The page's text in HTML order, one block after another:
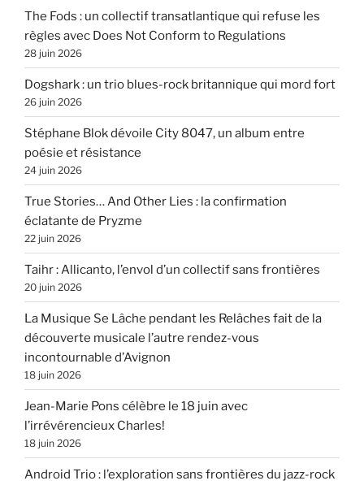
The Fods : un collectif transatlantique qui refuse les
règles avec Does Not Conform to Regulations
28 juin 2026
Dogshark : un trio blues-rock britannique qui mord fort
26 juin 2026
Stéphane Blok dévoile City 8047, un album entre
poésie et résistance
24 juin 2026
True Stories… And Other Lies : la confirmation
éclatante de Pryzme
22 juin 2026
Taihr : Allicanto, l’envol d’un collectif sans frontières
20 juin 2026
La Musique Se Lâche pendant les Relâches fait de la
découverte musicale l’autre rendez-vous
incontournable d’Avignon
18 juin 2026
Jean-Marie Pons célèbre le 18 juin avec
l’irrévérencieux Charles!
18 juin 2026
Android Trio : l’exploration sans frontières du jazz-rock